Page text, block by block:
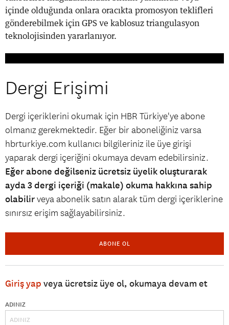
içinde olduğunda onlara oracıkta promosyon teklifleri
gönderebilmek için GPS ve kablosuz triangulasyon
teknolojisinden yararlanıyor.
Dergi Erişimi
Dergi içeriklerini okumak için HBR Türkiye'ye abone
olmanız gerekmektedir. Eğer bir aboneliğiniz varsa
hbrturkiye.com kullanıcı bilgileriniz ile üye girişi
yaparak dergi içeriğini okumaya devam edebilirsiniz.
Eğer abone değilseniz ücretsiz üyelik oluşturarak
ayda 3 dergi içeriği (makale) okuma hakkına sahip
olabilirveya abonelik satın alarak tüm dergi içeriklerine
sınırsız erişim sağlayabilirsiniz.
ABONE OL
Giriş yap veya ücretsiz üye ol, okumaya devam et
ADINIZ